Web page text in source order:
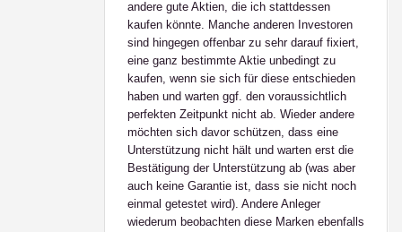
andere gute Aktien, die ich stattdessen
kaufen könnte. Manche anderen Investoren
sind hingegen offenbar zu sehr darauf fixiert,
eine ganz bestimmte Aktie unbedingt zu
kaufen, wenn sie sich für diese entschieden
haben und warten ggf. den voraussichtlich
perfekten Zeitpunkt nicht ab. Wieder andere
möchten sich davor schützen, dass eine
Unterstützung nicht hält und warten erst die
Bestätigung der Unterstützung ab (was aber
auch keine Garantie ist, dass sie nicht noch
einmal getestet wird). Andere Anleger
wiederum beobachten diese Marken ebenfalls